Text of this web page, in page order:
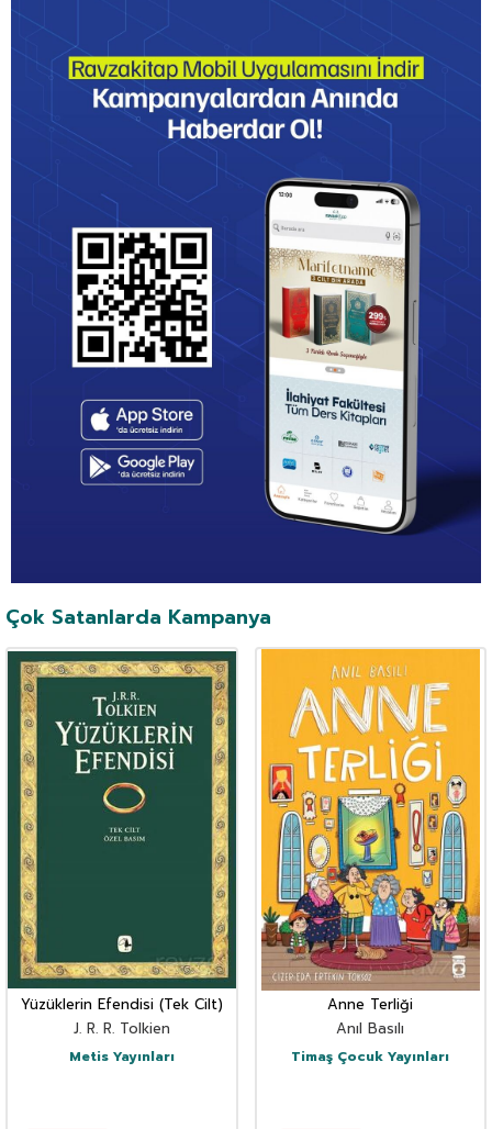
Çok Satanlarda Kampanya
Yüzüklerin Efendisi (Tek Cilt)
J. R. R. Tolkien
Metis Yayınları
Anne Terliği
Anıl Basılı
Timaş Çocuk Yayınları